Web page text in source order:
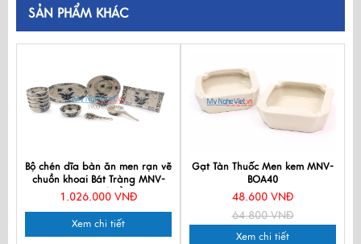
SẢN PHẨM KHÁC
Bộ chén dĩa bàn ăn men rạn vẽ
chuồn khoai Bát Tràng MNV-
BBA02 Chuồn
1.026.000 VNĐ
Xem chi tiết
Gạt Tàn Thuốc Men kem MNV-
BOA40
48.600 VNĐ
64.800 VNĐ
Xem chi tiết